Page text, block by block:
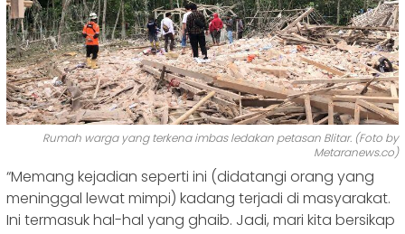
Rumah warga yang terkena imbas ledakan petasan Blitar. (Foto by
Metaranews.co)
“Memang kejadian seperti ini (didatangi orang yang
meninggal lewat mimpi) kadang terjadi di masyarakat.
Ini termasuk hal-hal yang ghaib. Jadi, mari kita bersikap